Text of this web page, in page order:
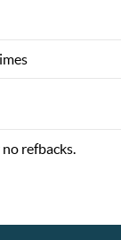
refbacks.